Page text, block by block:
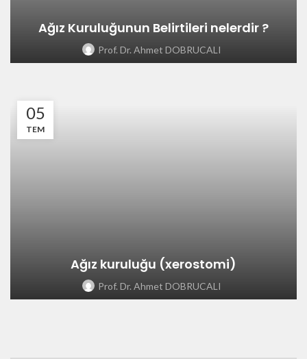
Ağız Kuruluğunun Belirtileri nelerdir ?
Prof. Dr. Ahmet DOBRUCALI
05
TEM
Ağız kuruluğu (xerostomi)
Prof. Dr. Ahmet DOBRUCALI